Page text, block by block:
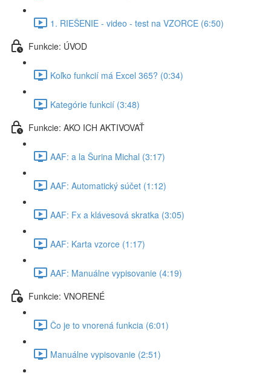
1. RIEŠENIE - video - test na VZORCE (6:50)
Funkcie: ÚVOD
Koľko funkcií má Excel 365? (0:34)
Kategórie funkcií (3:48)
Funkcie: AKO ICH AKTIVOVAŤ
AAF: a la Šurina Michal (3:17)
AAF: Automatický súčet (1:12)
AAF: Fx a klávesová skratka (3:05)
AAF: Karta vzorce (1:17)
AAF: Manuálne vypisovanie (4:19)
Funkcie: VNORENÉ
Čo je to vnorená funkcia (6:01)
Manuálne vypisovanie (2:51)